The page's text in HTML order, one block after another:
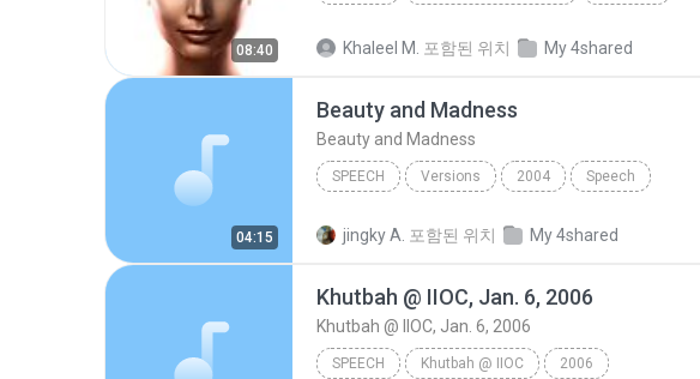
08:40 Khaleel M. 포함된 위치 My 4shared
04:15
Beauty and Madness
Beauty and Madness
SPEECH Versions 2004 Speech
jingky A. 포함된 위치 My 4shared
Khutbah @ IIOC, Jan. 6, 2006
Khutbah @ IIOC, Jan. 6, 2006
SPEECH Khutbah @ IIOC 2006